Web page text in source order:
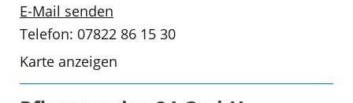
E-Mail senden
Telefon: 07822 86 15 30
Karte anzeigen